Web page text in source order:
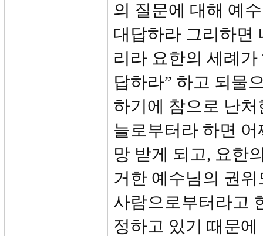
의 질문에 대해 예
대답하라 그리하면
리라 요한의 세례
답하라” 하고 되물
하기에 참으로 난
늘로부터라 하면
망 받게 되고, 요한
거한 예수님의 권
사람으로부터라고
정하고 있기 때문